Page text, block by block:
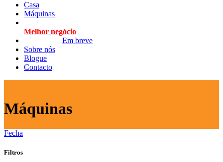
Casa
Máquinas
Melhor negócio
Em breve
Sobre nós
Blogue
Contacto
Máquinas
Fecha
Filtros